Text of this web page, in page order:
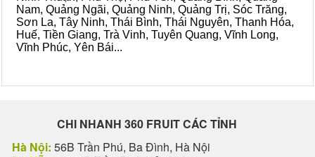
Nam, Quảng Ngãi, Quảng Ninh, Quảng Trị, Sóc Trăng,
Sơn La, Tây Ninh, Thái Bình, Thái Nguyên, Thanh Hóa,
Huế, Tiền Giang, Trà Vinh, Tuyên Quang, Vĩnh Long,
Vĩnh Phúc, Yên Bái...
CHI NHANH 360 FRUIT CÁC TỈNH
Hà Nội: 56B Trần Phú, Ba Đình, Hà Nội